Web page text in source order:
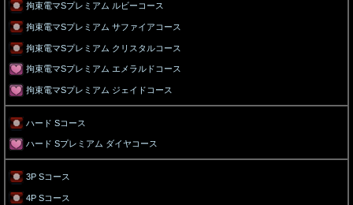
拘束電マSプレミアム ルビーコース
拘束電マSプレミアム サファイアコース
拘束電マSプレミアム クリスタルコース
拘束電マSプレミアム エメラルドコース
拘束電マSプレミアム ジェイドコース
ハード Sコース
ハード Sプレミアム ダイヤコース
3P Sコース
4P Sコース